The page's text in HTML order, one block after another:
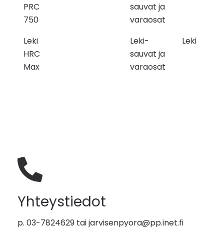
PRC
750
sauvat ja
varaosat
Leki
HRC
Max
Leki-
sauvat ja
varaosat
Leki
Yhteystiedot
p. 03-7824629 taijarvisenpyora@pp.inet.fi